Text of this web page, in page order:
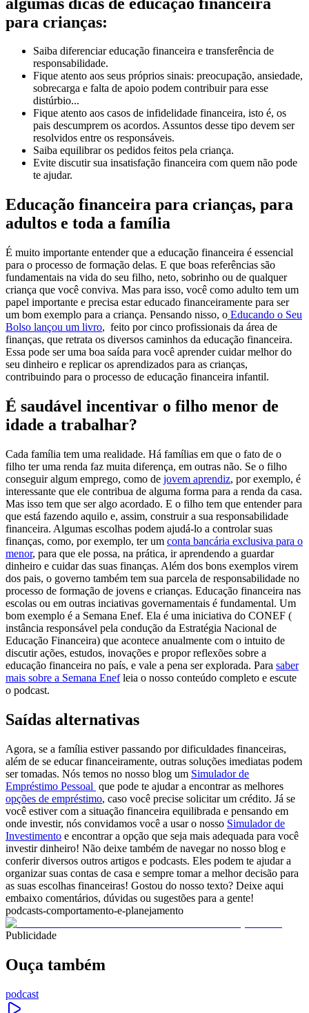
para crianças:
Saiba diferenciar educação financeira e transferência de
responsabilidade.
Fique atento aos seus próprios sinais: preocupação, ansiedade,
sobrecarga e falta de apoio podem contribuir para esse
distúrbio...
Fique atento aos casos de infidelidade financeira, isto é, os
pais descumprem os acordos. Assuntos desse tipo devem ser
resolvidos entre os responsáveis.
Saiba equilibrar os pedidos feitos pela criança.
Evite discutir sua insatisfação financeira com quem não pode
te ajudar.
Educação financeira para crianças, para
adultos e toda a família
É muito importante entender que a educação financeira é essencial
para o processo de formação delas. E que boas referências são
fundamentais na vida do seu filho, neto, sobrinho ou de qualquer
criança que você conviva. Mas para isso, você como adulto tem um
papel importante e precisa estar educado financeiramente para ser
um bom exemplo para a criança. Pensando nisso, o Educando o Seu
Bolso lançou um livro, feito por cinco profissionais da área de
finanças, que retrata os diversos caminhos da educação financeira.
Essa pode ser uma boa saída para você aprender cuidar melhor do
seu dinheiro e replicar os aprendizados para as crianças,
contribuindo para o processo de educação financeira infantil.
É saudável incentivar o filho menor de
idade a trabalhar?
Cada família tem uma realidade. Há famílias em que o fato de o
filho ter uma renda faz muita diferença, em outras não. Se o filho
conseguir algum emprego, como de jovem aprendiz, por exemplo, é
interessante que ele contribua de alguma forma para a renda da casa.
Mas isso tem que ser algo acordado. E o filho tem que entender para
que está fazendo aquilo e, assim, construir a sua responsabilidade
financeira. Algumas escolhas podem ajudá-lo a controlar suas
finanças, como, por exemplo, ter um conta bancária exclusiva para o
menor, para que ele possa, na prática, ir aprendendo a guardar
dinheiro e cuidar das suas finanças. Além dos bons exemplos virem
dos pais, o governo também tem sua parcela de responsabilidade no
processo de formação de jovens e crianças. Educação financeira nas
escolas ou em outras inciativas governamentais é fundamental. Um
bom exemplo é a Semana Enef. Ela é uma iniciativa do CONEF (
instância responsável pela condução da Estratégia Nacional de
Educação Financeira) que acontece anualmente com o intuito de
discutir ações, estudos, inovações e propor reflexões sobre a
educação financeira no país, e vale a pena ser explorada. Para saber
mais sobre a Semana Enefleia o nosso conteúdo completo e escute
o podcast.
Saídas alternativas
Agora, se a família estiver passando por dificuldades financeiras,
além de se educar financeiramente, outras soluções imediatas podem
ser tomadas. Nós temos no nosso blog um Simulador de
Empréstimo Pessoal que pode te ajudar a encontrar as melhores
opções de empréstimo, caso você precise solicitar um crédito. Já se
você estiver com a situação financeira equilibrada e pensando em
onde investir, nós convidamos você a usar o nosso Simulador de
Investimento e encontrar a opção que seja mais adequada para você
investir dinheiro! Não deixe também de navegar no nosso blog e
conferir diversos outros artigos e podcasts. Eles podem te ajudar a
organizar suas contas de casa e sempre tomar a melhor decisão para
as suas escolhas financeiras! Gostou do nosso texto? Deixe aqui
embaixo comentários, dúvidas ou sugestões para a gente!
podcasts-comportamento-e-planejamento
Publicidade
Ouça também
podcast